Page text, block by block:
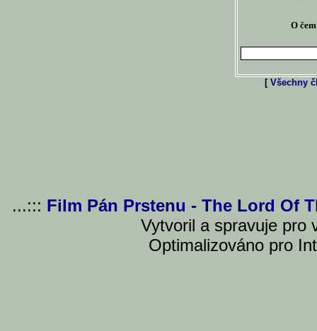
O
[ Všechny
...::: Film Pán Prstenu - The Lord Of
Vytvoril a spravuje pro
Optimalizováno pro